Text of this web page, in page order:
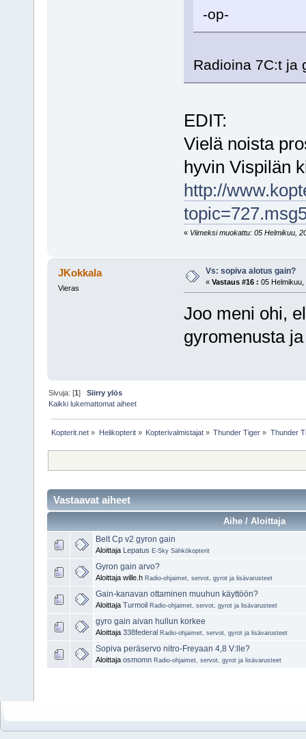
-op-
Radioina 7C:t ja
EDIT:
Vielä noista
hyvin Vispilän
http://
« Viimeksi muokattu: 05 Helmikuu,
JKokkala
Vieras
Vs: sopiva alotus gain?
« Vastaus #16 : 05 Helmikuu,
Joo meni ohi,
gyromenusta
Sivuja: [1]Siirry ylös
Kaikki lukemattomat aiheet
Kopterit.net » Helikopterit» Kopterivalmistajat» Thunder Tiger » Thunder
Vastaavat aiheet
Aihe / Aloittaja
Belt Cp v2 gyron gain
Aloittaja Lepatus E-Sky Sähkökopterit
Gyron gain arvo?
Aloittaja wille.h Radio-ohjaimet, servot, gyrot ja lisävarusteet
Gain-kanavan ottaminen muuhun käyttöön?
Aloittaja Turmoil Radio-ohjaimet, servot, gyrot ja lisävarusteet
gyro gain aivan hullun korkee
Aloittaja 338federal Radio-ohjaimet, servot, gyrot ja lisävarusteet
Sopiva peräservo nitro-Freyaan 4,8 V:lle?
Aloittaja osmomn Radio-ohjaimet, servot, gyrot ja lisävarusteet